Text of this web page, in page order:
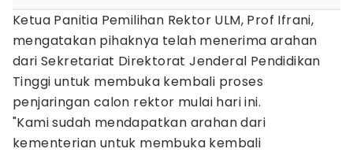
Ketua Panitia Pemilihan Rektor ULM, Prof Ifrani,
mengatakan pihaknya telah menerima arahan
dari Sekretariat Direktorat Jenderal Pendidikan
Tinggi untuk membuka kembali proses
penjaringan calon rektor mulai hari ini.
"Kami sudah mendapatkan arahan dari
kementerian untuk membuka kembali